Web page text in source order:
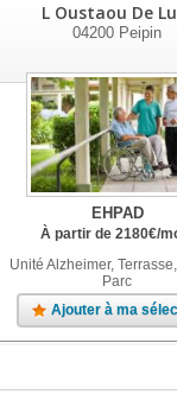
L Oustaou De
04200 Peipin
EHPAD
À partir de 2180€/
Unité Alzheimer,
Parc
Ajouter à ma